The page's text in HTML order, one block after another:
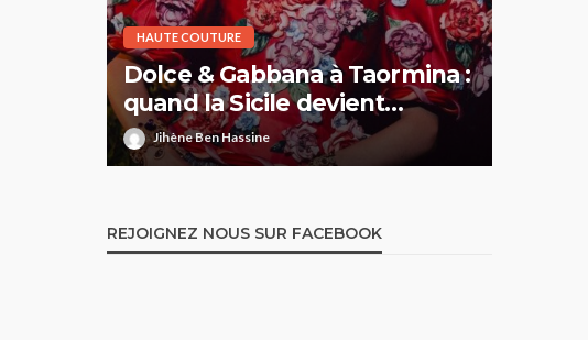
HAUTE COUTURE
Dolce & Gabbana à Taormina :
quand la Sicile devient
l’Olympe
Jihène Ben Hassine
REJOIGNEZ NOUS SUR FACEBOOK